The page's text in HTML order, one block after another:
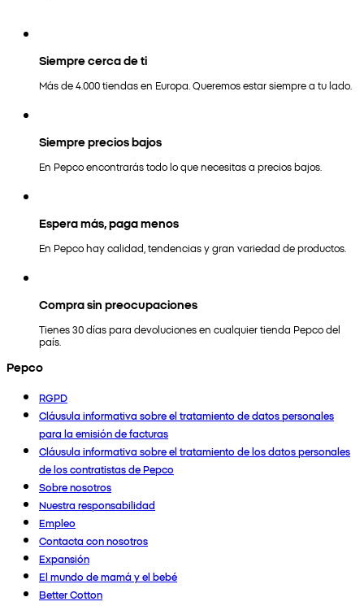
Siempre cerca de ti
Más de 4.000 tiendas en Europa. Queremos estar siempre a tu lado.
Siempre precios bajos
En Pepco encontrarás todo lo que necesitas a precios bajos.
Espera más, paga menos
En Pepco hay calidad, tendencias y gran variedad de productos.
Compra sin preocupaciones
Tienes 30 días para devoluciones en cualquier tienda Pepco del
país.
Pepco
RGPD
Cláusula informativa sobre el tratamiento de datos personales
para la emisión de facturas
Cláusula informativa sobre el tratamiento de los datos personales
de los contratistas de Pepco
Sobre nosotros
Nuestra responsabilidad
Empleo
Contacta con nosotros
Expansión
El mundo de mamá y el bebé
Better Cotton